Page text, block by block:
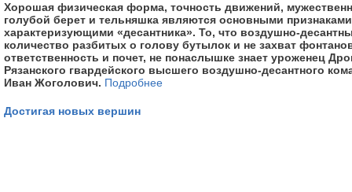
Хорошая физическая форма, точность движений,
голубой берет и тельняшка являются основными
характеризующими «десантника». То, что воздушно-
количество разбитых о голову бутылок и не захват
ответственность и почет, не понаслышке знает уроженец
Рязанского гвардейского высшего воздушно-десантного
Иван Жоголович. Подробнее
Достигая новых вершин